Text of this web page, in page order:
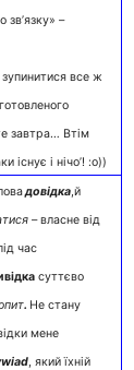
зв’язку» –
все ж
завтра… Втім
існує і нічо’! :о))
довідка,й
– власне від
час
суттєво
. Не стану
мене
, який їхній